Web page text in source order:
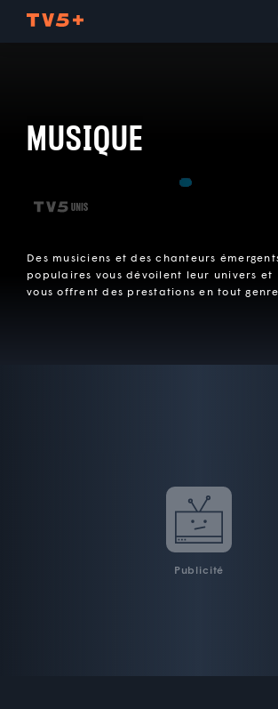
MUSIQUE
Des musiciens et des chanteurs
populaires vous dévoilent leur univers et
vous offrent des prestations en tout genre.
Publicité